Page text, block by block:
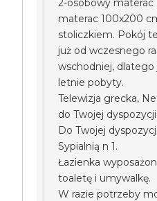
2-osobowy materac
materac 100x200
stoliczkiem. Pokój
już od wczesnego
wschodniej,
letnie pobyty.
Telewizja grecka,
do Twojej dyspozycji.
Do Twojej
Sypialnią n 1.
Łazienka
toaletę i umywalkę.
W razie potrzeby